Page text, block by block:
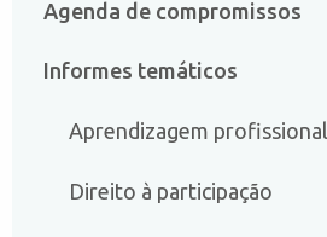
Agenda de compromissos
Informes temáticos
Aprendizagem profissional
Direito à participação